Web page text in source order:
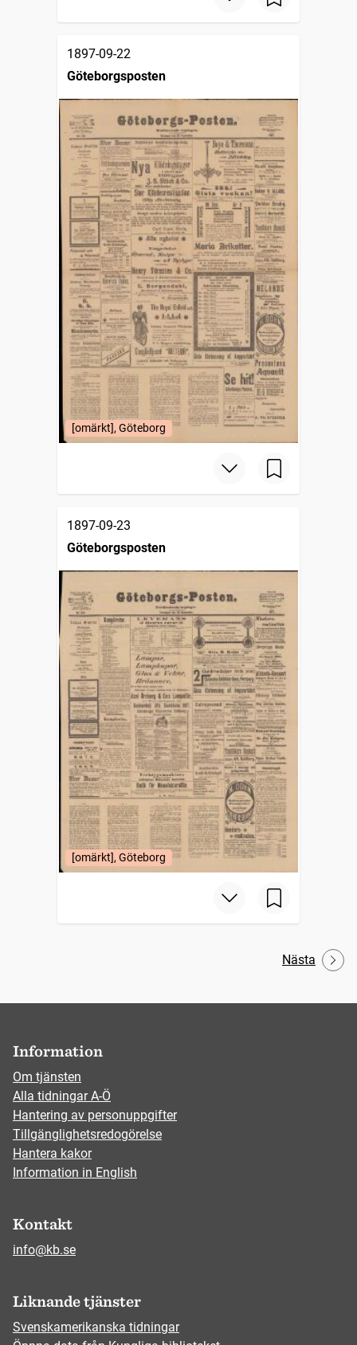
1897-09-22
Göteborgsposten
[omärkt], Göteborg
1897-09-23
Göteborgsposten
[omärkt], Göteborg
Nästa
Information
Om tjänsten
Alla tidningar A-Ö
Hantering av personuppgifter
Tillgänglighetsredogörelse
Hantera kakor
Information in English
Kontakt
info@kb.se
Liknande tjänster
Svenskamerikanska tidningar